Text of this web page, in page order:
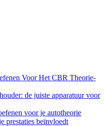
Voor Het CBR Theorie-
de juiste apparatuur voor
voor je autotheorie
prestaties beïnvloedt